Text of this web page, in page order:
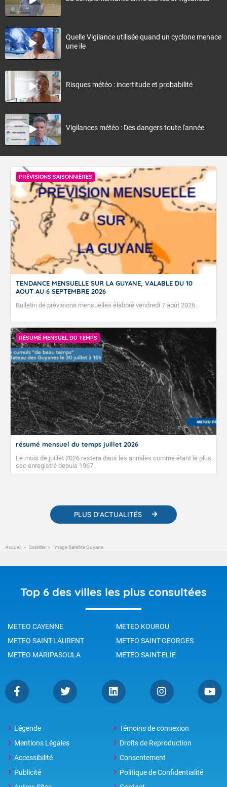
Quelle Vigilance utilisée quand un cyclone menace
une ile
Risques météo : incertitude et probabilité
Vigilances météo : Des dangers toute l'année
PRÉVISIONS SAISONNIÈRES
TENDANCE MENSUELLE SUR LA GUYANE, VALABLE DU 10
AOUT AU 6 SEPTEMBRE 2026
Bulletin de prévisions mensuelles élaboré vendredi 7 août 2026.
RÉSUMÉ MENSUEL DU TEMPS
résumé mensuel du temps juillet 2026
Le mois de juillet 2026 restera dans les annales comme étant le plus
sec enregistré depuis 1967.
PLUS D'ACTUALITÉS
Accueil Satellite Image Satellite Guyane
Top 6 des villes les plus consultées
METEO CAYENNE
METEO KOUROU
METEO SAINT-LAURENT
METEO SAINT-GEORGES
METEO MARIPASOULA
METEO SAINT-ELIE
Légende
Témoins de connexion
Mentions Légales
Droits de Reproduction
Accessibilité
Consentement
Publicité
Politique de Confidentialité